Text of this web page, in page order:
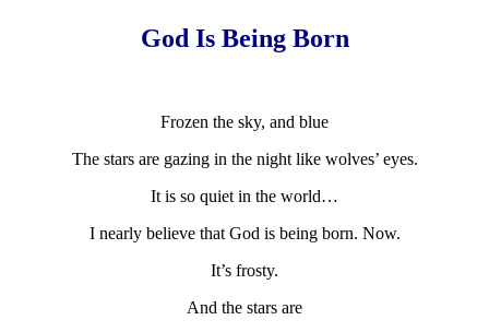
God Is Being Born
Frozen the sky, and blue
The stars are gazing in the night like wolves’ eyes.
It is so quiet in the world…
I nearly believe that God is being born. Now.
It’s frosty.
And the stars are